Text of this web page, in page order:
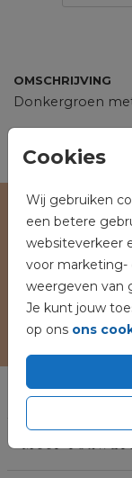
Cookies
Wij gebruiken
een betere
websiteverkeer
voor marketing-
weergeven van
Je kunt jouw
op ons ons
OMSCHRIJVING
Donkergroen
Rouwkaarten